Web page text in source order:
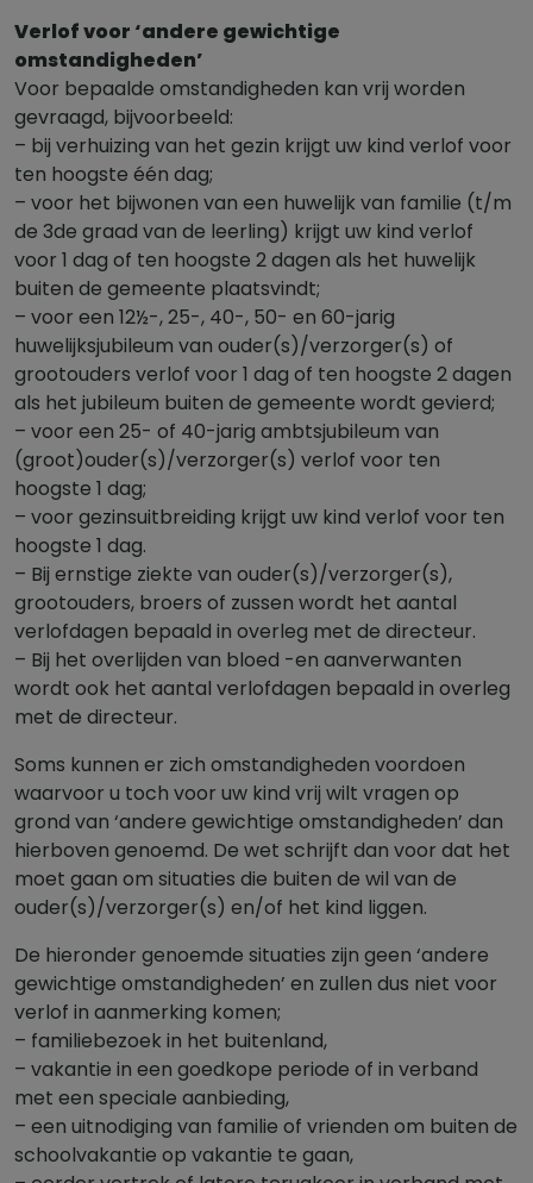
Verlof voor ‘andere gewichtige
omstandigheden’
Voor bepaalde omstandigheden kan vrij worden
gevraagd, bijvoorbeeld:
– bij verhuizing van het gezin krijgt uw kind verlof voor
ten hoogste één dag;
– voor het bijwonen van een huwelijk van familie (t/m
de 3de graad van de leerling) krijgt uw kind verlof
voor 1 dag of ten hoogste 2 dagen als het huwelijk
buiten de gemeente plaatsvindt;
– voor een 12½-, 25-, 40-, 50- en 60-jarig
huwelijksjubileum van ouder(s)/verzorger(s) of
grootouders verlof voor 1 dag of ten hoogste 2 dagen
als het jubileum buiten de gemeente wordt gevierd;
– voor een 25- of 40-jarig ambtsjubileum van
(groot)ouder(s)/verzorger(s) verlof voor ten
hoogste 1 dag;
– voor gezinsuitbreiding krijgt uw kind verlof voor ten
hoogste 1 dag.
– Bij ernstige ziekte van ouder(s)/verzorger(s),
grootouders, broers of zussen wordt het aantal
verlofdagen bepaald in overleg met de directeur.
– Bij het overlijden van bloed -en aanverwanten
wordt ook het aantal verlofdagen bepaald in overleg
met de directeur.
Soms kunnen er zich omstandigheden voordoen
waarvoor u toch voor uw kind vrij wilt vragen op
grond van ‘andere gewichtige omstandigheden’ dan
hierboven genoemd. De wet schrijft dan voor dat het
moet gaan om situaties die buiten de wil van de
ouder(s)/verzorger(s) en/of het kind liggen.
De hieronder genoemde situaties zijn geen ‘andere
gewichtige omstandigheden’ en zullen dus niet voor
verlof in aanmerking komen;
– familiebezoek in het buitenland,
– vakantie in een goedkope periode of in verband
met een speciale aanbieding,
– een uitnodiging van familie of vrienden om buiten de
schoolvakantie op vakantie te gaan,